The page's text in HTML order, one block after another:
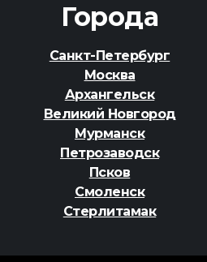
Города
Санкт-Петербург
Москва
Архангельск
Великий Новгород
Мурманск
Петрозаводск
Псков
Смоленск
Стерлитамак